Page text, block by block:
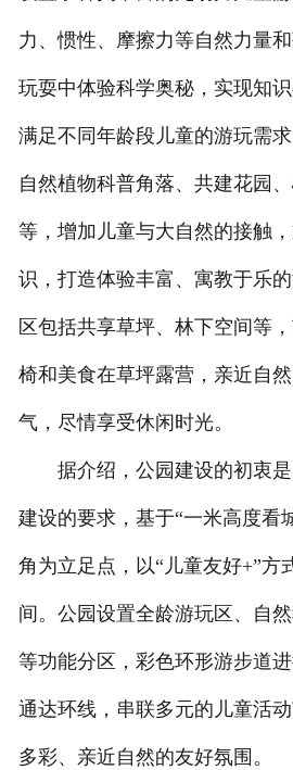
力、惯性、摩擦力等自然力量
玩耍中体验科学奥秘，实现知
满足不同年龄段儿童的游玩需
自然植物科普角落、共建花园
等，增加儿童与大自然的接触
识，打造体验丰富、寓教于乐
区包括共享草坪、林下空间等
椅和美食在草坪露营，亲近自
气，尽情享受休闲时光。
据介绍，公园建设的初衷是
建设的要求，基于“一米高度看
角为立足点，以“儿童友好+”方
间。公园设置全龄游玩区、自
等功能分区，彩色环形游步道
通达环线，串联多元的儿童活
多彩、亲近自然的友好氛围。